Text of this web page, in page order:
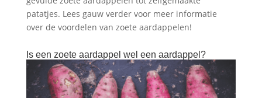
patatjes. Lees gauw verder voor meer informatie
over de voordelen van zoete aardappelen!
Is een zoete aardappel wel een aardappel?